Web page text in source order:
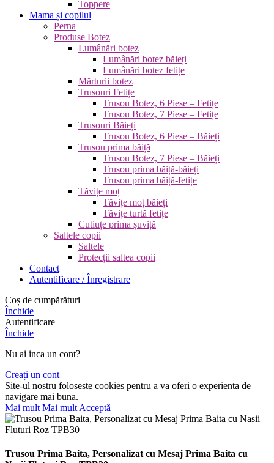
Toppere
Mama și copilul
Perna
Produse Botez
Lumânări botez
Lumânări botez băieți
Lumânări botez fetițe
Mărturii botez
Trusouri Fetițe
Trusou Botez, 6 Piese – Fetițe
Trusou Botez, 7 Piese – Fetițe
Trusouri Băieți
Trusou Botez, 6 Piese – Băieți
Trusou prima băiță
Trusou Botez, 7 Piese – Băieți
Trusou prima băiță-băieți
Trusou prima băiță-fetițe
Tăvițe moț
Tăvițe moț băieți
Tăvițe turtă fetițe
Cutiuțe prima șuviță
Saltele copii
Saltele
Protecții saltea copii
Contact
Autentificare / Înregistrare
Coș de cumpărături
Închide
Autentificare
Închide
Nu ai inca un cont?
Creați un cont
Site-ul nostru foloseste cookies pentru a va oferi o experienta de
navigare mai buna.
Mai mult Mai mult Acceptă
Trusou Prima Baita, Personalizat cu Mesaj Prima Baita cu